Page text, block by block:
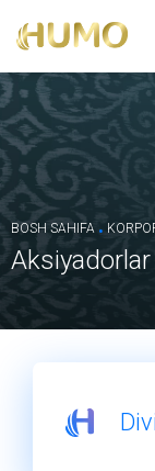
BOSH SAHIFA .